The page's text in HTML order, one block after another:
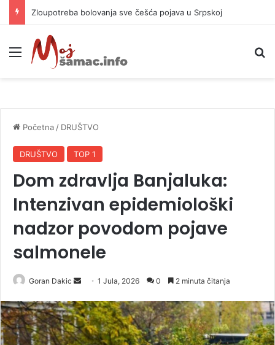
Zašto toliko ljudi želi raditi u Lidlu?
Meni
Početna / DRUŠTVO
DRUŠTVO TOP 1
Dom zdravlja Banjaluka:
Intenzivan epidemiološki
nadzor povodom pojave
salmonele
Goran Dakic
n
d
a
1 Jula, 2026 0 2 minuta čitanja